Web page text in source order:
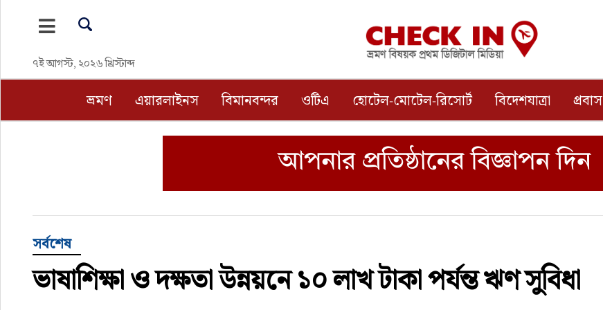
৭ই আগস্ট, ২০২৬ খ্রিস্টাব্দ
এয়ারলাইনস
বিমানবন্দর
বিদেশযাত্রা
প্রবাস
ভ্রমণ এয়ারলাইনস বিমানবন্দর ওটিএ হোটেল-মোটেল-রিসোর্ট বিদেশযাত্রা প্রবাস
সর্বশেষ
ভাষাশিক্ষা ও দক্ষতা উন্নয়নে ১০ লাখ টাকা পর্যন্ত ঋণ সুবিধা